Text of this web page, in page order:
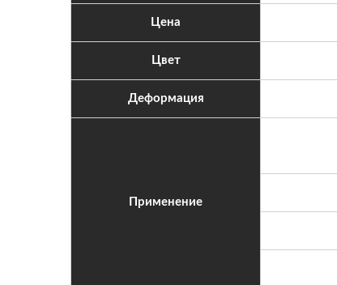
Цена
Цвет
Деформация
Применение